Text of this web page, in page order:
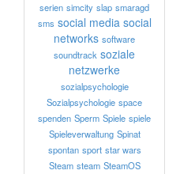
serien simcity slap smaragd
sms social media social
networks software
soundtrack soziale
netzwerke
sozialpsychologie
Sozialpsychologie space
spenden Sperm Spiele spiele
Spieleverwaltung Spinat
spontan sport star wars
Steam steam SteamOS